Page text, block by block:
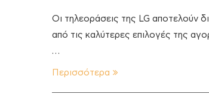
Οι τηλεοράσεις της LG αποτελούν
από τις καλύτερες επιλογές της
…
Περισσότερα